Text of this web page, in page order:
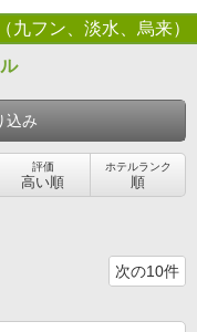
九フン、淡水、烏来）
込み
評価
高い順
ホテルランク
順
次の10件